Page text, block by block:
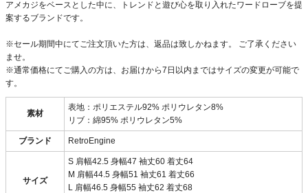
アメカジをベースとした中に、トレンドと遊び心を取り入れたワードローブを提
案するブランドです。
※セール期間中にてご注文頂いた方は、返品は致しかねます。 ご了承ください
ませ。
※通常価格にてご購入の方は、お届けから7日以内まではサイズの変更が可能で
す。
素材
表地：ポリエステル92% ポリウレタン8%
リブ：綿95% ポリウレタン5%
ブランド RetroEngine
サイズ
S 肩幅42.5 身幅47 袖丈60 着丈64
M 肩幅44.5 身幅51 袖丈61 着丈66
L 肩幅46.5 身幅55 袖丈62 着丈68